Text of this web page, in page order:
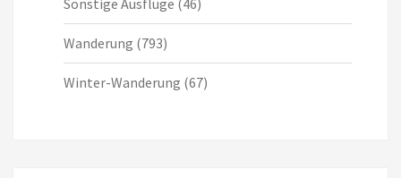
Wanderung (793)
Winter-Wanderung (67)